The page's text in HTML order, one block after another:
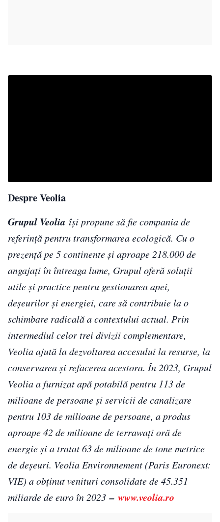
Despre Veolia
Grupul Veolia își propune să fie compania de
referință pentru transformarea ecologică. Cu o
prezență pe 5 continente și aproape 218.000 de
angajați în întreaga lume, Grupul oferă soluții
utile și practice pentru gestionarea apei,
deșeurilor și energiei, care să contribuie la o
schimbare radicală a contextului actual. Prin
intermediul celor trei divizii complementare,
Veolia ajută la dezvoltarea accesului la resurse, la
conservarea și refacerea acestora. În 2023, Grupul
Veolia a furnizat apă potabilă pentru 113 de
milioane de persoane și servicii de canalizare
pentru 103 de milioane de persoane, a produs
aproape 42 de milioane de terrawați oră de
energie și a tratat 63 de milioane de tone metrice
de deșeuri. Veolia Environnement (Paris Euronext:
VIE) a obținut venituri consolidate de 45.351
miliarde de euro în 2023 – www.veolia.ro